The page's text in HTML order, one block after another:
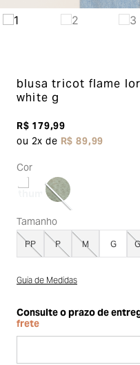
blusa tricot flame
white g
R$179,99
ou 2x de R$89,99
Cor
Tamanho
PP P M G
Guia de Medidas